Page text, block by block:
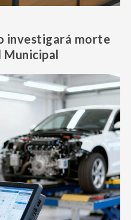
investigará morte
Municipal